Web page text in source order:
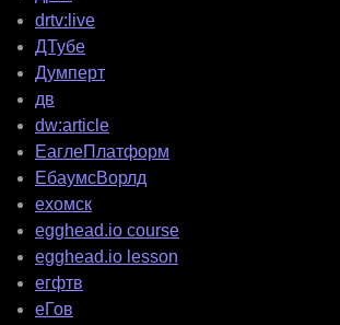
drtv:live
ДТубе
Думперт
дв
dw:article
ЕаглеПлатформ
ЕбаумсВорлд
ехомск
egghead.io course
egghead.io lesson
егфтв
еГов